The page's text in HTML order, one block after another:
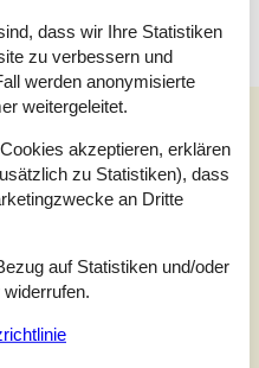
Bewertungen
dass wir Ihre Statistiken
zu verbessern und
werden anonymisierte
weitergeleitet.
akzeptieren, erklären
zu Statistiken), dass
an Dritte
auf Statistiken und/oder